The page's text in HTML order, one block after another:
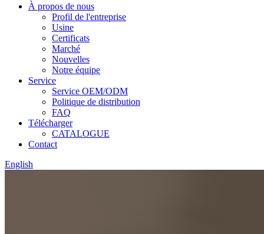
À propos de nous
Profil de l'entreprise
Usine
Certificats
Marché
Nouvelles
Notre équipe
Service
Service OEM/ODM
Politique de distribution
FAQ
Télécharger
CATALOGUE
Contact
English